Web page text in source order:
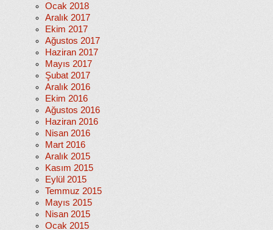
Ocak 2018
Aralık 2017
Ekim 2017
Ağustos 2017
Haziran 2017
Mayıs 2017
Şubat 2017
Aralık 2016
Ekim 2016
Ağustos 2016
Haziran 2016
Nisan 2016
Mart 2016
Aralık 2015
Kasım 2015
Eylül 2015
Temmuz 2015
Mayıs 2015
Nisan 2015
Ocak 2015